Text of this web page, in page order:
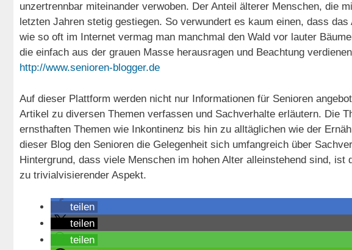
unzertrennbar miteinander verwoben. Der Anteil älterer Menschen, die
letzten Jahren stetig gestiegen. So verwundert es kaum einen, dass
wie so oft im Internet vermag man manchmal den Wald vor lauter
die einfach aus der grauen Masse herausragen und Beachtung
http://www.senioren-blogger.de
Auf dieser Plattform werden nicht nur Informationen für Senioren
Artikel zu diversen Themen verfassen und Sachverhalte erläutern. Die
ernsthaften Themen wie Inkontinenz bis hin zu alltäglichen wie der
dieser Blog den Senioren die Gelegenheit sich umfangreich über
Hintergrund, dass viele Menschen im hohen Alter alleinstehend sind,
zu trivialvisierender Aspekt.
teilen
teilen
teilen